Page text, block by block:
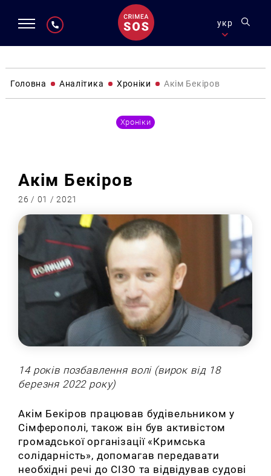
укр
Головна Аналітика Хроніки Акім Бекіров
Хроніки
Акім Бекіров
26 / 01 / 2021
14 років позбавлення волі (вирок від 18
березня 2022 року)
Акім Бекіров працював будівельником у
Сімферополі, також він був активістом
громадської організації «Кримська
солідарність», допомагав передавати
необхідні речі до СІЗО та відвідував судові